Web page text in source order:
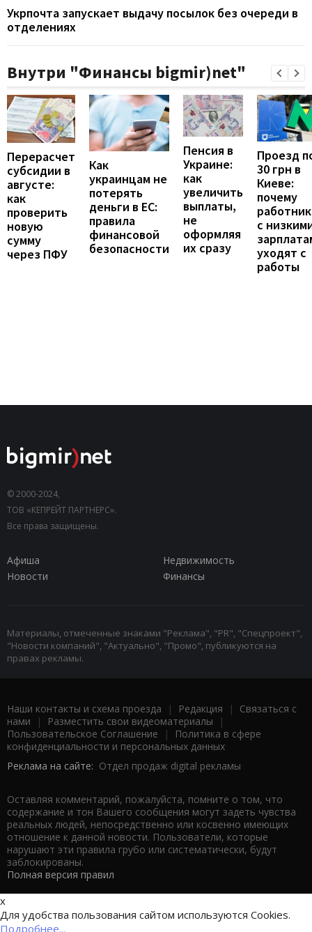
Укрпочта запускает выдачу посылок без очереди в
отделениях
Внутри "Финансы bigmir)net"
Перерасчет
субсидии в
августе:
как
проверить
новую
сумму
через ПФУ
Как
украинцам не
потерять
деньги в ЕС:
правила
финансовой
безопасности
Пенсия в
Украине:
как
увеличить
выплаты,
не
оформляя
их сразу
Проезд
30 грн в
Киеве:
почему
с
уходят с
работы
© 2000-2024,
ТОВ «КЕПРЕЙТ ПАРТНЕРС».
Все права защищены.
Афиша
Недвижимость
Новости
Финансы
Материалы, отмеченные знаками "Реклама", "PR", "Спецпроект",
"Новости компаний", "Актуально", "Промо", публикуются на
правах рекламы.
Наши контакты и схема проезда | Редакция | Связаться с
нами | Разместить свои видеоматериалы |
Пользовательское Соглашение |
Политика в сфере
конфиденциальности и персональных данных
Реклама на сайте: Отдел продаж digital рекламы
Оставляя комментарий, пожалуйста, помните о том, что
содержание и тон Вашего сообщения могут задеть чувства
реальных людей, непосредственно или косвенно имеющих
отношение к данной новости. Пользователи, которые
нарушают эти правила грубо или систематически, будут
заблокированы.
Полная версия правил
x
Для удобства пользования сайтом используются Cookies.
Подробнее...